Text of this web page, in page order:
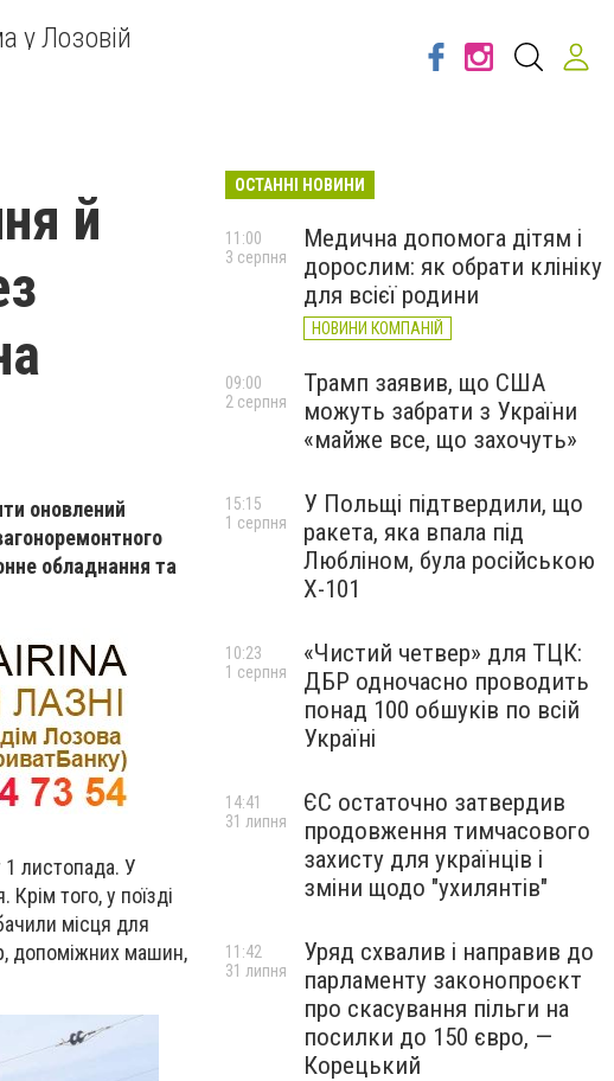
у Лозовій
й
оновлений
обладнання та
листопада. У
Крім того, у поїзді
місця для
допоміжних машин,
ОСТАННІ НОВИНИ
Медична допомога дітям і
дорослим: як обрати клініку
для всієї родини
НОВИНИ КОМПАНІЙ
11:00
3 серпня
Трамп заявив, що США
можуть забрати з України
«майже все, що захочуть»
09:00
2 серпня
У Польщі підтвердили, що
ракета, яка впала під
Любліном, була російською
Х-101
15:15
1 серпня
«Чистий четвер» для ТЦК:
ДБР одночасно проводить
понад 100 обшуків по всій
Україні
10:23
1 серпня
ЄС остаточно затвердив
продовження тимчасового
захисту для українців і
зміни щодо "ухилянтів"
14:41
31 липня
Уряд схвалив і направив до
парламенту законопроєкт
про скасування пільги на
посилки до 150 євро, —
Корецький
11:42
31 липня